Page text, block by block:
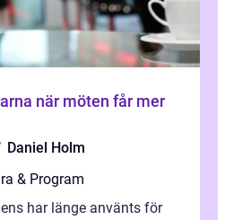
får mer
Daniel Holm
& Program
har länge använts för